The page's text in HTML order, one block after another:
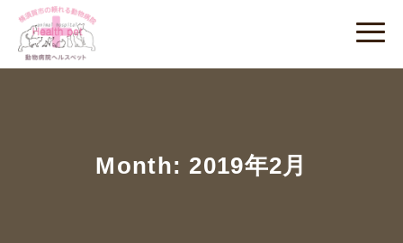
Month: 2019年2月